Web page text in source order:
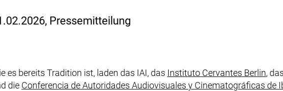
, Pressemitteilung
es bereits Tradition ist, laden das IAI, das Instituto Cervantes Berlin,
die Conferencia de Autoridades Audiovisuales y Cinematográficas de